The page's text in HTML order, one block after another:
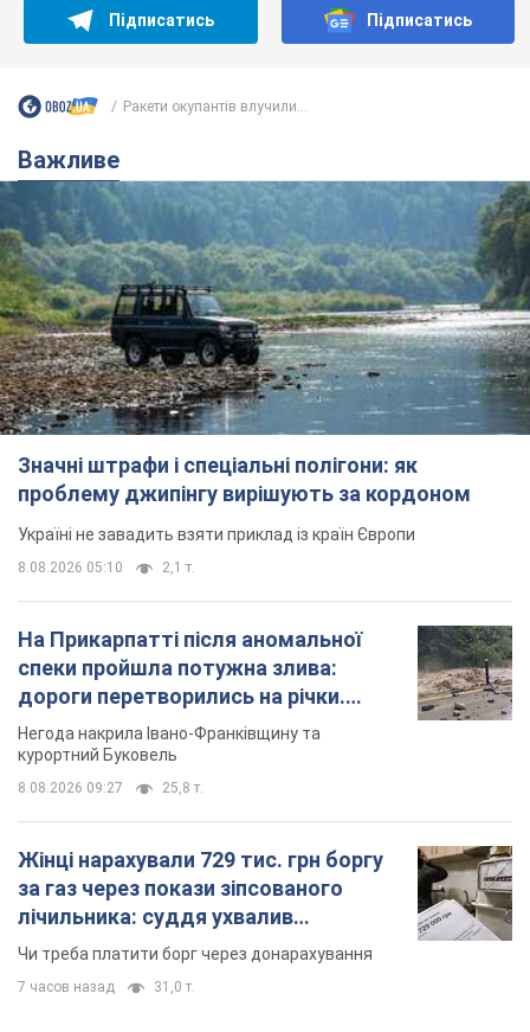
Підписатись Підписатись
Ракети окупантів влучили...
Важливе
Значні штрафи і спеціальні полігони: як
проблему джипінгу вирішують за кордоном
Україні не завадить взяти приклад із країн Європи
8.08.2026 05:10 2,1 т.
На Прикарпатті після аномальної
спеки пройшла потужна злива:
дороги перетворились на річки.
Відео
Негода накрила Івано-Франківщину та
курортний Буковель
8.08.2026 09:27 25,8 т.
Жінці нарахували 729 тис. грн боргу
за газ через покази зіпсованого
лічильника: суддя ухвалив
неочікуване рішення
Чи треба платити борг через донарахування
7 часов назад 31,0 т.